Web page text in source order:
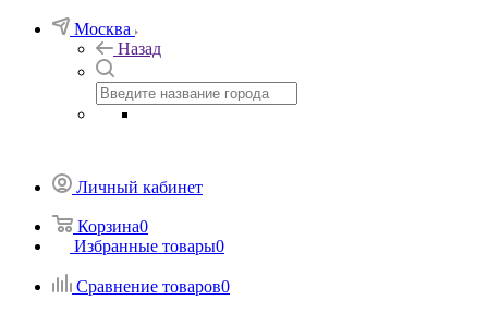
Москва
Назад
Личный кабинет
Корзина0
Избранные товары0
Сравнение товаров0